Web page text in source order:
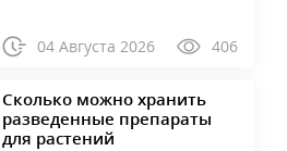
04 Августа 2026 406
Сколько можно хранить
разведенные препараты
для растений